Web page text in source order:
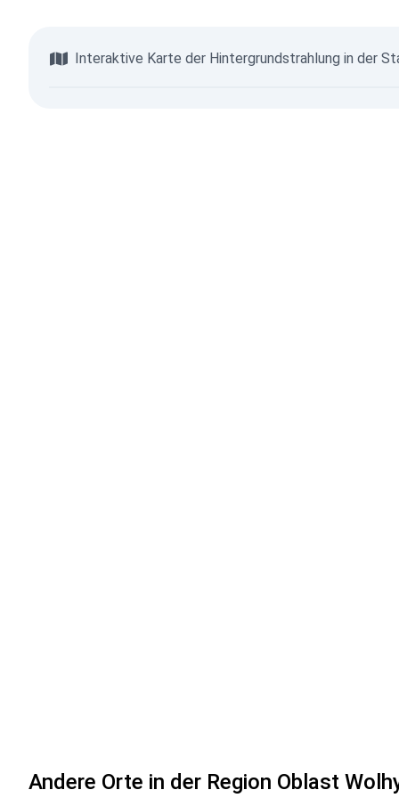
Interaktive Karte der Hintergrundstrahlung in der
Andere Orte in der Region Oblast